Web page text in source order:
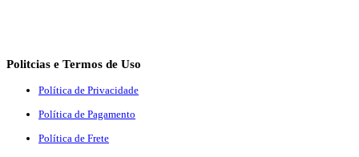
Politcias e Termos de Uso
Política de Privacidade
Política de Pagamento
Política de Frete